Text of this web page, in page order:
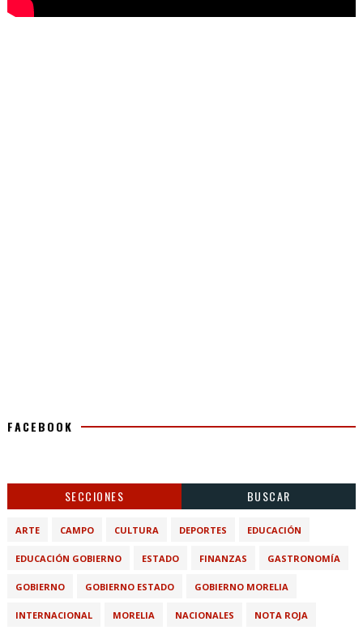
FACEBOOK
SECCIONES BUSCAR
ARTE CAMPO CULTURA DEPORTES EDUCACIÓN
EDUCACIÓN GOBIERNO ESTADO FINANZAS GASTRONOMÍA
GOBIERNO GOBIERNO ESTADO GOBIERNO MORELIA
INTERNACIONAL MORELIA NACIONALES NOTA ROJA